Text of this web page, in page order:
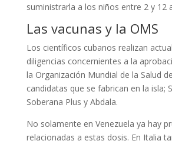
suministrarla a los niños entre 2 y 12
Las vacunas y la OMS
Los científicos cubanos realizan
diligencias concernientes a la
la Organización Mundial de la Salud
candidatas que se fabrican en la isla;
Soberana Plus y Abdala.
No solamente en Venezuela ya hay
relacionadas a estas dosis. En Italia